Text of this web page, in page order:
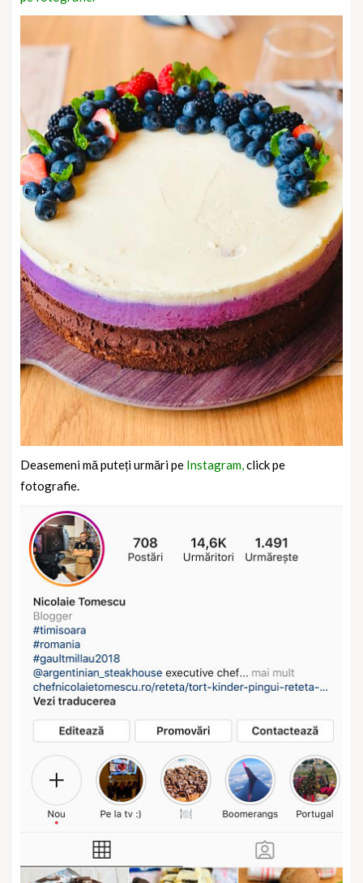
Deasemeni mă puteți urmări pe Instagram,click pe
fotografie.